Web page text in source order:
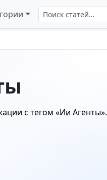
Поиск по сайту
с тегом «Ии Агенты».